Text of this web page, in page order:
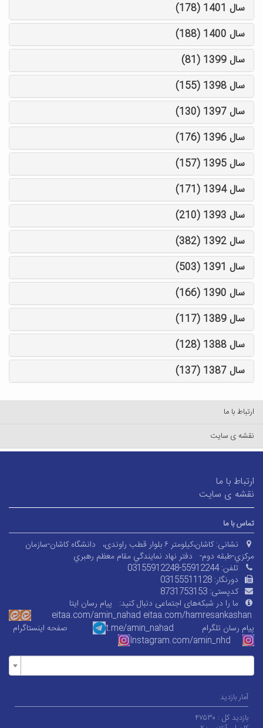
سال 1401 (178)
سال 1400 (188)
سال 1399 (81)
سال 1398 (155)
سال 1397 (130)
سال 1396 (176)
سال 1395 (157)
سال 1394 (171)
سال 1393 (210)
سال 1392 (382)
سال 1391 (503)
سال 1390 (166)
سال 1389 (117)
سال 1388 (128)
سال 1387 (137)
ارتباط با ما
نقشه ی سایت
ارتباط با ما
نقشه ی سایت
تماس با ما
نشانی: کاشان،کیلومتر ۶ بلوار قطب راوندی،
دانشگاه کاشان-سازمان
مرکزي-طبقه دوم- دفتر نهاد نمايندگي مقام معظم رهبري
تلفن:03155912248-55912244
دورنگار: 03155511128
کدپستی: 8731753153
ما را در شبکه‌های اجتماعی دنبال کنید: پیام رسان ایتا
eitaa.com/amin_nahad eitaa.com/hamresankashan
پیام رسان تلگرام
t.me/amin_nahad
صفحه اینستاگرام
Instagram.com/amin_nhd
آمار بازدید
بازدید کل : ۴۷۵۳۰